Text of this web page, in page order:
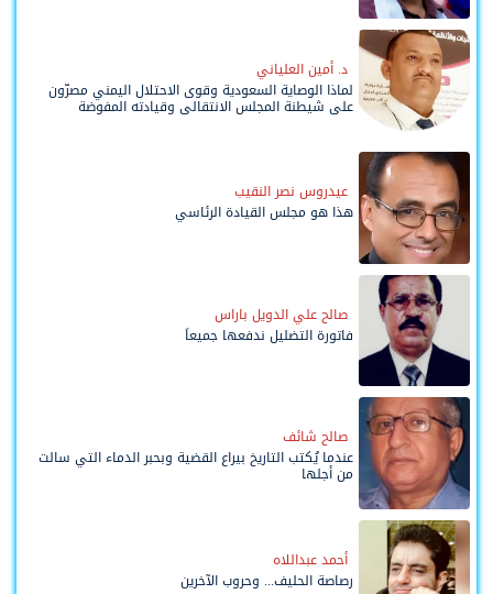
د. أمين العلياني
لماذا الوصاية السعودية وقوى الاحتلال اليمني مصرّون
على شيطنة المجلس الانتقالي وقيادته المفوضة
وحواضنه الشعبية؟
عيدروس نصر النقيب
هذا هو مجلس القيادة الرئاسي
صالح علي الدويل باراس
فاتورة التضليل ندفعها جميعاً
صالح شائف
عندما يُكتب التاريخ بيراع القضية وبحبر الدماء التي سالت
من أجلها
أحمد عبداللاه
رصاصة الحليف... وحروب الآخرين